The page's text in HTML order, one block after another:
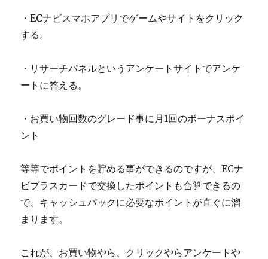
・ECナビスマホアプリでゲームやサイトをクリック
する。
・リサーチパネルというアンケートサイトでアンケ
ートに答える。
・お買い物回数のグレード事に月1回のボーナスポイ
ント
等等でポイントを貯める事ができるのですが、ECナ
ビプラスカードで交換したポイントも合算できるの
で、キャッシュバックに必要なポイントが直ぐに溜
まります。
これが、お買い物やら、クリックやらアンケートや